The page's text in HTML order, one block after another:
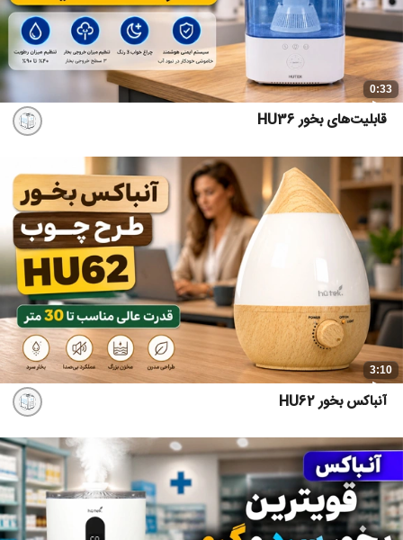
0:33
قابلیت‌های بخور HU36
3:10
آنباکس بخور HU62